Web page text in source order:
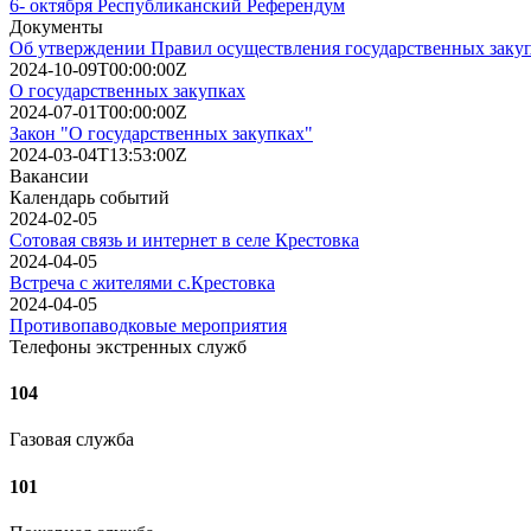
6- октября Республиканский Референдум
Документы
Об утверждении Правил осуществления государственных
2024-10-09T00:00:00Z
О государственных закупках
2024-07-01T00:00:00Z
Закон "О государственных закупках"
2024-03-04T13:53:00Z
Вакансии
Календарь событий
2024-02-05
Сотовая связь и интернет в селе Крестовка
2024-04-05
Встреча с жителями с.Крестовка
2024-04-05
Противопаводковые мероприятия
Телефоны экстренных служб
104
Газовая служба
101